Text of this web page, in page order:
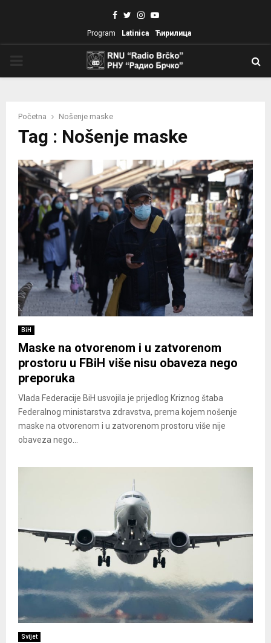
Facebook
TwitterInstagram
Youtube
Program Latinica Ћирилица
Početna Nošenje maske
Tag : Nošenje maske
BiH
Maske na otvorenom i u zatvorenom
prostoru u FBiH više nisu obaveza nego
preporuka
Vlada Federacije BiH usvojila je prijedlog Kriznog štaba
Federalnog ministarstva zdravstva, prema kojem nošenje
maske na otvorenom i u zatvorenom prostoru više nije
obaveza nego...
Svijet